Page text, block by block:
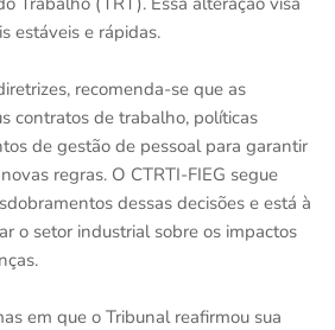
estáveis e rápidas.
recomenda-se que as
contratos de trabalho, políticas
de gestão de pessoal para garantir
regras. O CTRTI-FIEG segue
dessas decisões e está à
o setor industrial sobre os impactos
em que o Tribunal reafirmou sua